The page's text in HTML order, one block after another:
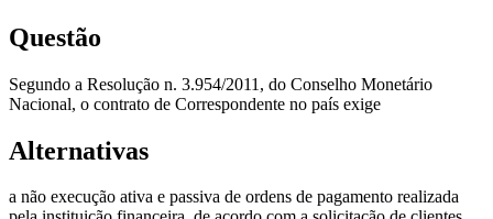
Questão
Segundo a Resolução n. 3.954/2011, do Conselho Monetário
Nacional, o contrato de Correspondente no país exige
Alternativas
a não execução ativa e passiva de ordens de pagamento realizada